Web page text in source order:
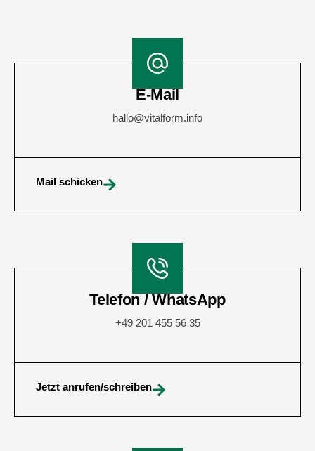
E-Mail
hallo@vitalform.info
Mail schicken
Telefon / WhatsApp
+49 201 455 56 35
Jetzt anrufen/schreiben